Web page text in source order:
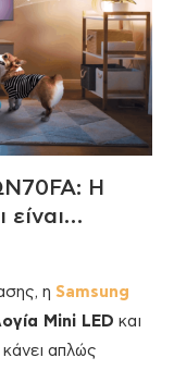
Η
είναι…
η Samsung
Mini LED και
απλώς